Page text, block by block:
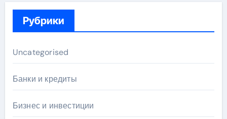
Рубрики
Uncategorised
Банки и кредиты
Бизнес и инвестиции